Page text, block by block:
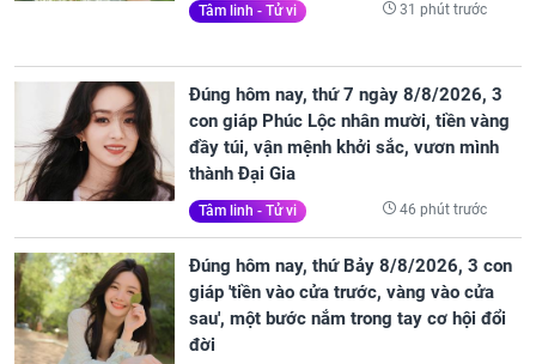
Tâm linh - Tử vi 31 phút trước
Đúng hôm nay, thứ 7 ngày 8/8/2026, 3
con giáp Phúc Lộc nhân mười, tiền vàng
đầy túi, vận mệnh khởi sắc, vươn mình
thành Đại Gia
Tâm linh - Tử vi 46 phút trước
Đúng hôm nay, thứ Bảy 8/8/2026, 3 con
giáp 'tiền vào cửa trước, vàng vào cửa
sau', một bước nắm trong tay cơ hội đổi
đời